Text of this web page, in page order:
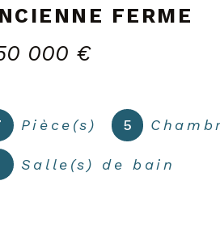
000 €
Salle(s) de bain